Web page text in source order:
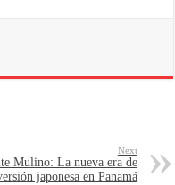
Next
Mulino: La nueva era de
japonesa en Panamá